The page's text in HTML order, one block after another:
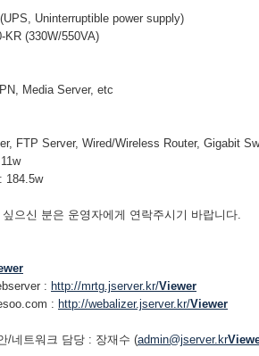
Uninterruptible power supply)
(330W/550VA)
Media Server, etc
FTP Server, Wired/Wireless Router, Gigabit
184.5w
으신 분은 운영자에게 연락주시기 바랍니다.
: http://mrtg.jserver.kr/Viewer
: http://webalizer.jserver.kr/Viewer
/네트워크 담당 : 장재수 (admin@jserver.kr